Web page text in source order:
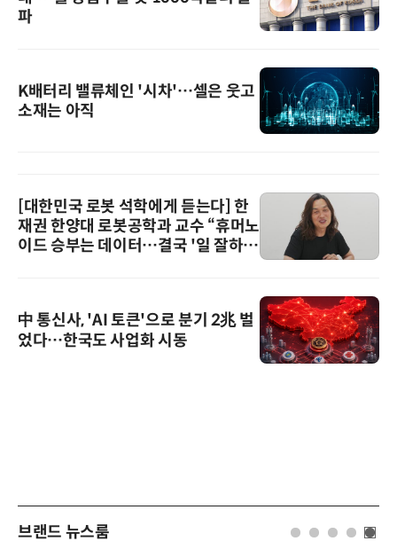
파
K배터리 밸류체인 '시차'…셀은 웃고
소재는 아직
[대한민국 로봇 석학에게 듣는다] 한
재권 한양대 로봇공학과 교수 “휴머노
이드 승부는 데이터…결국 '일 잘하는
中 통신사, 'AI 토큰'으로 분기 2兆 벌
었다…한국도 사업화 시동
브랜드 뉴스룸